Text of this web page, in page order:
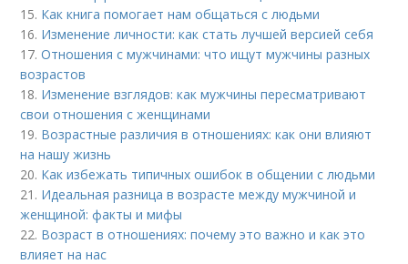
15. Как книга помогает нам общаться с людьми
16. Изменение личности: как стать лучшей версией себя
17.Отношения с мужчинами: что ищут мужчины разных
возрастов
18. Изменение взглядов: как мужчины пересматривают
свои отношения с женщинами
19. Возрастные различия в отношениях: как они влияют
на нашу жизнь
20. Как избежать типичных ошибок в общении с людьми
21. Идеальная разница в возрасте между мужчиной и
женщиной: факты и мифы
22. Возраст в отношениях: почему это важно и как это
влияет на нас